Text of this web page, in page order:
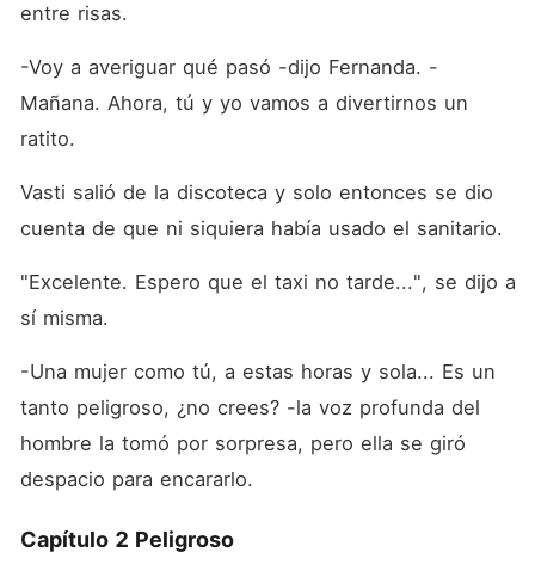
entre risas.
-Voy a averiguar qué pasó -dijo Fernanda. -
Mañana. Ahora, tú y yo vamos a divertirnos un
ratito.
Vasti salió de la discoteca y solo entonces se dio
cuenta de que ni siquiera había usado el sanitario.
"Excelente. Espero que el taxi no tarde...", se dijo a
sí misma.
-Una mujer como tú, a estas horas y sola... Es un
tanto peligroso, ¿no crees? -la voz profunda del
hombre la tomó por sorpresa, pero ella se giró
despacio para encararlo.
Capítulo 2 Peligroso